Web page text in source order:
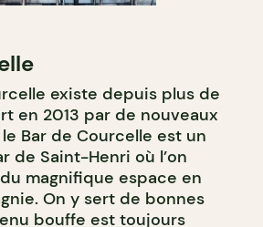
existe depuis plus de
en 2013 par de nouveaux
Bar de Courcelle est un
de Saint-Henri où l’on
magnifique espace en
On y sert de bonnes
bouffe est toujours